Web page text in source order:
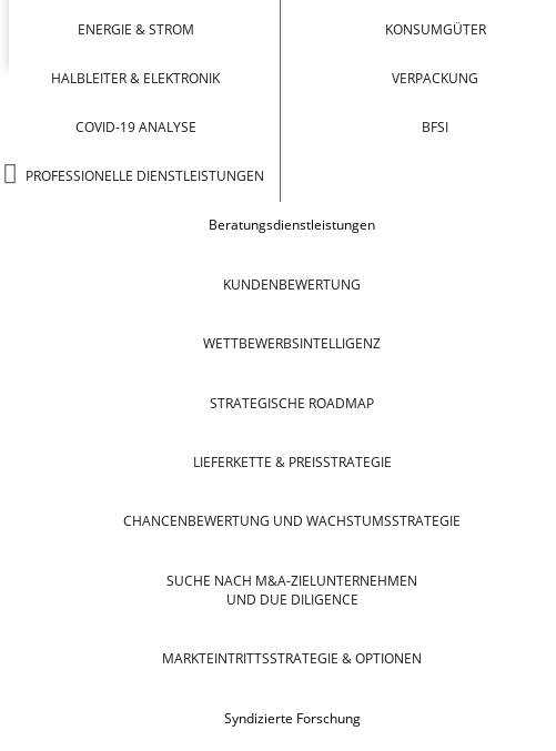
ENERGIE & STROM
HALBLEITER & ELEKTRONIK
COVID-19 ANALYSE
PROFESSIONELLE DIENSTLEISTUNGEN
KONSUMGÜTER
VERPACKUNG
BFSI
Beratungsdienstleistungen
KUNDENBEWERTUNG
WETTBEWERBSINTELLIGENZ
STRATEGISCHE ROADMAP
LIEFERKETTE & PREISSTRATEGIE
CHANCENBEWERTUNG UND WACHSTUMSSTRATEGIE
SUCHE NACH M&A-ZIELUNTERNEHMEN
UND DUE DILIGENCE
MARKTEINTRITTSSTRATEGIE & OPTIONEN
Syndizierte Forschung